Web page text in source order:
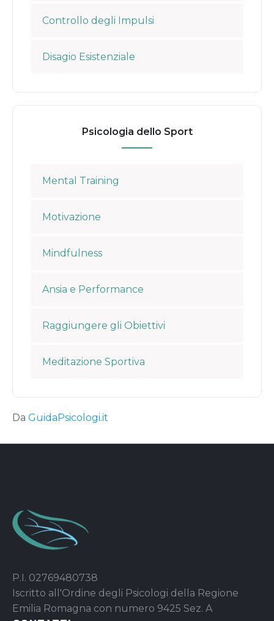
Controllo degli Impulsi
Disagio Esistenziale
Psicologia dello Sport
Mental Training
Motivazione
Mindfulness
Ansia e Performance
Raggiungere gli Obiettivi
Meditazione Sportiva
Da GuidaPsicologi.it
P.I. 02769480738
Iscritto all'Ordine degli Psicologi della Regione
Emilia Romagna con numero 9425 Sez. A